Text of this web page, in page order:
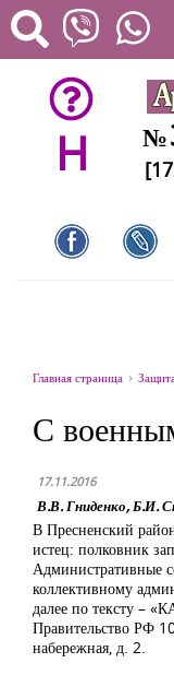
H №
Главная страница
С
17.11.2016
В.В. Гниденко, Б.И.
В Пресненский
истец: полковник
Административные
коллективному
далее по тексту –
Правительство РФ
набережная, д. 2.